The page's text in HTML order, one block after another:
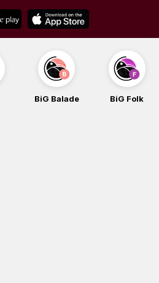
BiG Balade BiG Folk